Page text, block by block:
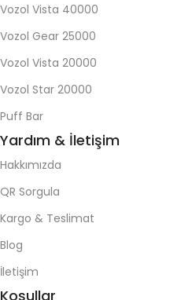
Vozol Vista 40000
Vozol Gear 25000
Vozol Vista 20000
Vozol Star 20000
Puff Bar
Yardım & İletişim
Hakkımızda
QR Sorgula
Kargo & Teslimat
Blog
İletişim
Koşullar